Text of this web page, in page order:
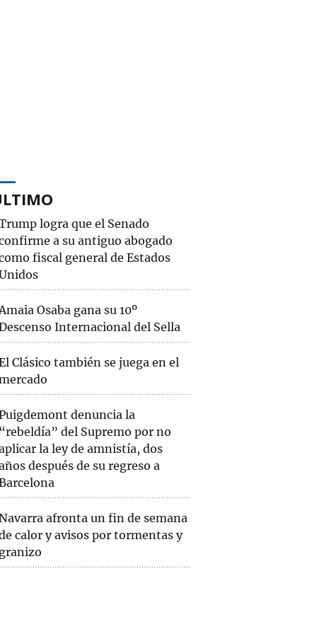
logra que el Senado
a su antiguo abogado
fiscal general de Estados
Osaba gana su 10º
Internacional del Sella
Clásico también se juega en el
denuncia la
“rebeldía” del Supremo por no
la ley de amnistía, dos
después de su regreso a
afronta un fin de semana
calor y avisos por tormentas y
granizo